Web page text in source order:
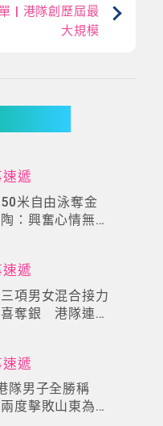
| 港隊創歷屆最
大規模
遞
50米自由泳奪金
：興奮心情無可
遞
項男女混合接力
奪銀 港隊連續
遞
隊男子全勝稱
度擊敗山東為港